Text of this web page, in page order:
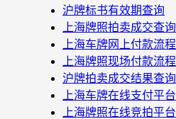
沪牌标书有效期查询
上海牌照拍卖成交查询
上海车牌网上付款流程
上海牌照现场付款流程
沪牌拍卖成交结果查询
上海车牌在线支付平台
上海牌照在线竞拍平台